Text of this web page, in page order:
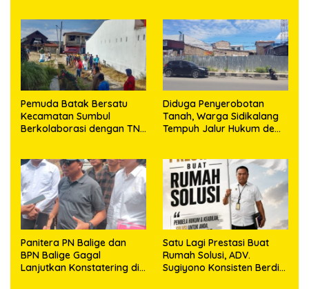
Pemuda Batak Bersatu
Kecamatan Sumbul
Berkolaborasi dengan TNI
023/KS dan HUT Ke-81
Kemerdekaan RI
Diduga Penyerobotan
Tanah, Warga Sidikalang
Tempuh Jalur Hukum demi
Panitera PN Balige dan
BPN Balige Gagal
Lanjutkan Konstatering di
Satu Lagi Prestasi Buat
Rumah Solusi, ADV.
Sugiyono Konsisten Berdiri